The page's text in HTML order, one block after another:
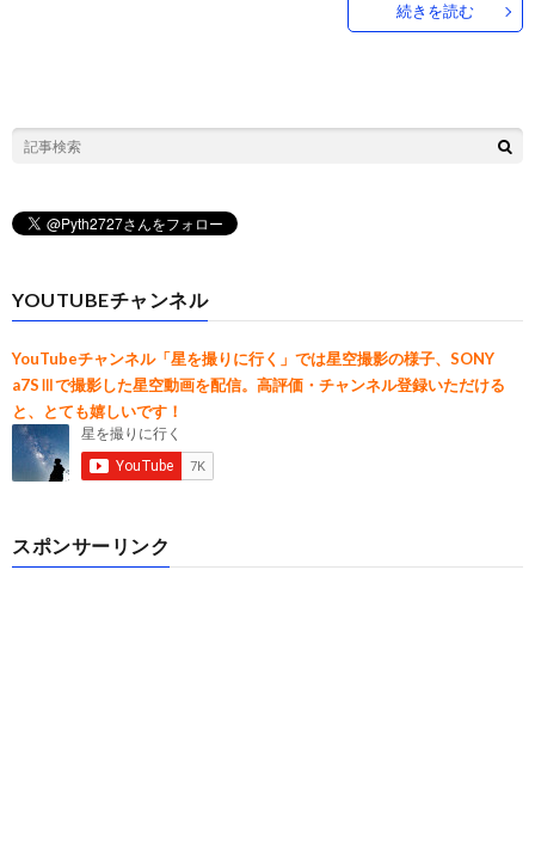
続きを読む
YOUTUBEチャンネル
YouTubeチャンネル「星を撮りに行く」では星空撮影の様子、SONY
a7SⅢで撮影した星空動画を配信。高評価・チャンネル登録いただける
と、とても嬉しいです！
スポンサーリンク